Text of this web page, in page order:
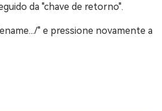
da "chave de retorno".
" e pressione novamente a